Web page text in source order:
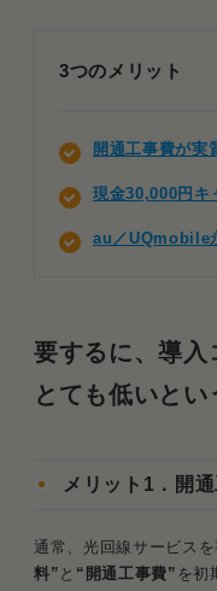
3つのメリット
開通工事費が実
現金30,000円キ
au／UQmobile
要するに、導入
とても低いとい
メリット1．開
通常、光回線サービス
料” と “開通工事費” を初